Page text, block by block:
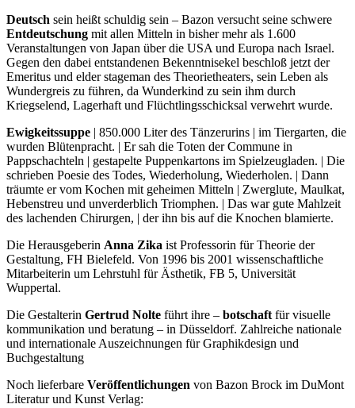
Deutsch sein heißt schuldig sein – Bazon versucht seine schwere
Entdeutschung mit allen Mitteln in bisher mehr als 1.600
Veranstaltungen von Japan über die USA und Europa nach Israel.
Gegen den dabei entstandenen Bekenntnisekel beschloß jetzt der
Emeritus und elder stageman des Theorietheaters, sein Leben als
Wundergreis zu führen, da Wunderkind zu sein ihm durch
Kriegselend, Lagerhaft und Flüchtlingsschicksal verwehrt wurde.
Ewigkeitssuppe | 850.000 Liter des Tänzerurins | im Tiergarten, die
wurden Blütenpracht. | Er sah die Toten der Commune in
Pappschachteln | gestapelte Puppenkartons im Spielzeugladen. | Die
schrieben Poesie des Todes, Wiederholung, Wiederholen. | Dann
träumte er vom Kochen mit geheimen Mitteln | Zwerglute, Maulkat,
Hebenstreu und unverderblich Triomphen. | Das war gute Mahlzeit
des lachenden Chirurgen, | der ihn bis auf die Knochen blamierte.
Die Herausgeberin Anna Zika ist Professorin für Theorie der
Gestaltung, FH Bielefeld. Von 1996 bis 2001 wissenschaftliche
Mitarbeiterin um Lehrstuhl für Ästhetik, FB 5, Universität
Wuppertal.
Die Gestalterin Gertrud Nolte führt ihre – botschaft für visuelle
kommunikation und beratung – in Düsseldorf. Zahlreiche nationale
und internationale Auszeichnungen für Graphikdesign und
Buchgestaltung
Noch lieferbare Veröffentlichungen von Bazon Brock im DuMont
Literatur und Kunst Verlag: